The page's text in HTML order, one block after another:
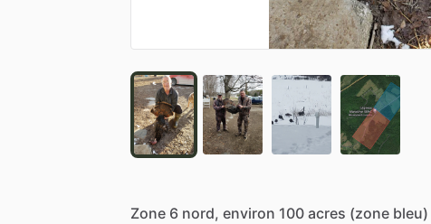
Zone 6 nord, environ 100 acres (zone bleu)